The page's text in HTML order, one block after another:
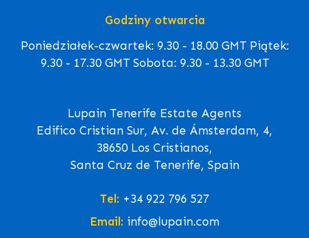
Godziny otwarcia
Poniedziałek-czwartek: 9.30 - 18.00 GMT Piątek:
9.30 - 17.30 GMT Sobota: 9.30 - 13.30 GMT
Lupain Tenerife Estate Agents
Edifico Cristian Sur, Av. de Ámsterdam, 4,
38650 Los Cristianos,
Santa Cruz de Tenerife, Spain
Tel: +34 922 796 527
Email: info@lupain.com